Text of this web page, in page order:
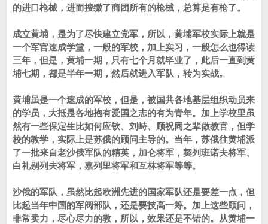
的进口枪械，进而搜缴了商团所有的枪械，总算是有枪了。
成立黄埔，是为了尽快建立党军，所以，黄埔军校实际上就是
一个军官速成学堂，一般的军校，加上实习，一般怎么也得读
三年，但是，黄埔一期，只有七个月就毕业了，此后一直到黄
埔七期，都是半年一期，然后就进入军队，转为实战。
黄埔虽是一个速成的军校，但是，被国共各地基层组织动员来
的学员，大抵是各地抱有爱国之志的有为青年。加上学校里虽
然有一些保定生比如何应钦、刘峙、顾祝同之辈做教官，但学
校的教学，实际上是苏俄的顾问主导的。当年，苏俄往黄埔派
了一批来自老沙俄军队的精英，加仑将军，契列班诺夫将军、
白礼别列夫将军，嘉列里将军和互林将军等等。
沙俄的军队，虽然比起欧洲先进的国家军队还是要差一点，但
比起当年中国的军阀部队，还是要技高一筹。加上这些顾问，
非常卖力，尽心尽力的教，所以，效果还是不错的。从黄埔一